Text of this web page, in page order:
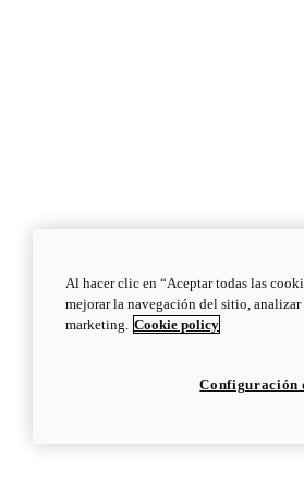
Al hacer clic en “Aceptar todas las
mejorar la navegación del sitio,
marketing. Cookie policy
Configuración